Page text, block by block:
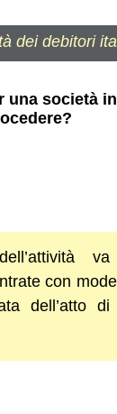
dei debitori
una società
va
con
dell’atto di